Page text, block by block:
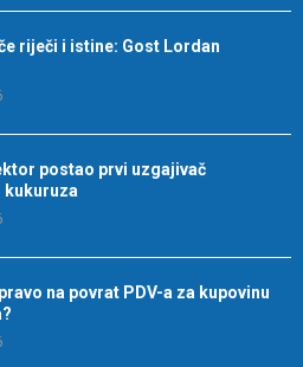
riječi i istine: Gost Lordan
postao prvi uzgajivač
na povrat PDV-a za kupovinu